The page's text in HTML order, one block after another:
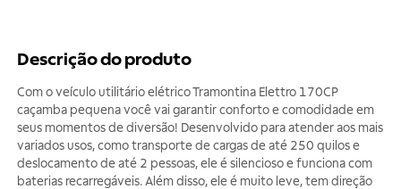
Descrição do produto
Com o veículo utilitário elétrico Tramontina Elettro 170CP
caçamba pequena você vai garantir conforto e comodidade em
seus momentos de diversão! Desenvolvido para atender aos mais
variados usos, como transporte de cargas de até 250 quilos e
deslocamento de até 2 pessoas, ele é silencioso e funciona com
baterias recarregáveis. Além disso, ele é muito leve, tem direção